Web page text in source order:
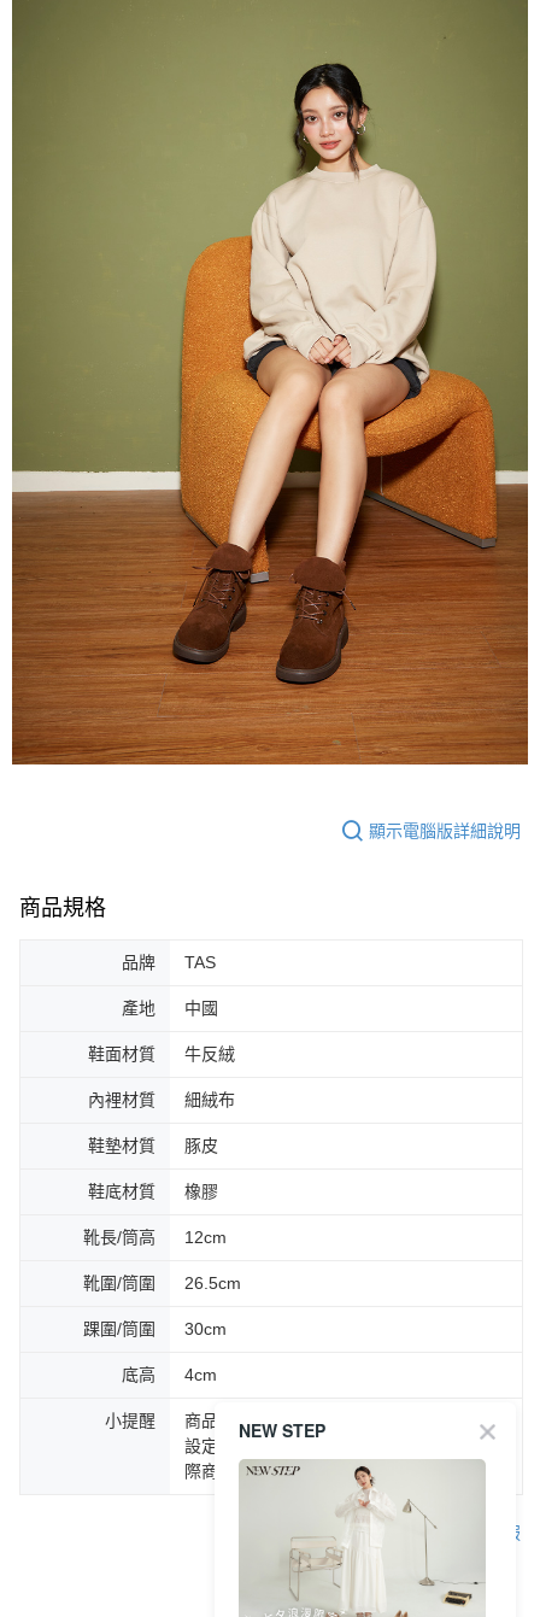
顯示電腦版詳細說明
商品規格
品牌 TAS
產地 中國
鞋面材質 牛反絨
內裡材質 細絨布
鞋墊材質 豚皮
鞋底材質 橡膠
靴長/筒高 12cm
靴圍/筒圍 26.5cm
踝圍/筒圍 30cm
底高 4cm
小提醒
商品圖片顏色會因拍攝燈光環境或個人螢幕
設定不同，而造成部份色差現象，顏色以實
際商品為主。
客服
NEW STEP